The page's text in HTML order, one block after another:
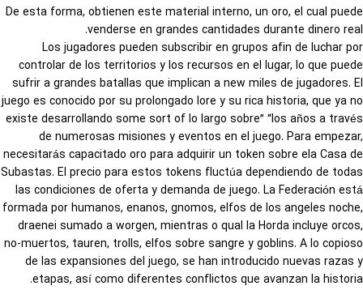
De esta forma, obtienen este material interno, un oro, el cual puede
venderse en grandes cantidades durante dinero real.
Los jugadores pueden subscribir en grupos afin de luchar por
controlar de los territorios y los recursos en el lugar, lo que puede
sufrir a grandes batallas que implican a new miles de jugadores. El
juego es conocido por su prolongado lore y su rica historia, que ya no
existe desarrollando some sort of lo largo sobre” “los años a través
de numerosas misiones y eventos en el juego. Para empezar,
necesitarás capacitado oro para adquirir un token sobre ela Casa de
Subastas. El precio para estos tokens fluctúa dependiendo de todas
las condiciones de oferta y demanda de juego. La Federación está
formada por humanos, enanos, gnomos, elfos de los angeles noche,
draenei sumado a worgen, mientras o qual la Horda incluye orcos,
no-muertos, tauren, trolls, elfos sobre sangre y goblins. A lo copioso
de las expansiones del juego, se han introducido nuevas razas y
etapas, así como diferentes conflictos que avanzan la historia.